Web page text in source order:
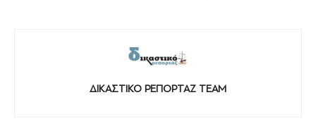
ΔΙΚΑΣΤΙΚΟ ΡΕΠΟΡΤΑΖ TEAM